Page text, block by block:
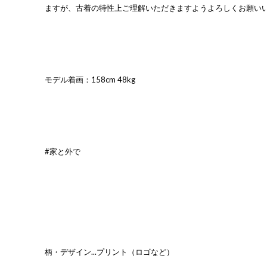
ますが、古着の特性上ご理解いただきますようよろしくお願い
モデル着画：158cm 48kg
#家と外で
柄・デザイン...プリント（ロゴなど）